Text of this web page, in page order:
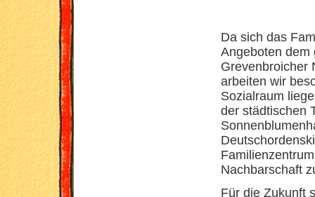
Da sich das
Angeboten dem
Grevenbroicher
arbeiten wir
Sozialraum
der städtischen
Nachbarschaft
Für die Zukunft